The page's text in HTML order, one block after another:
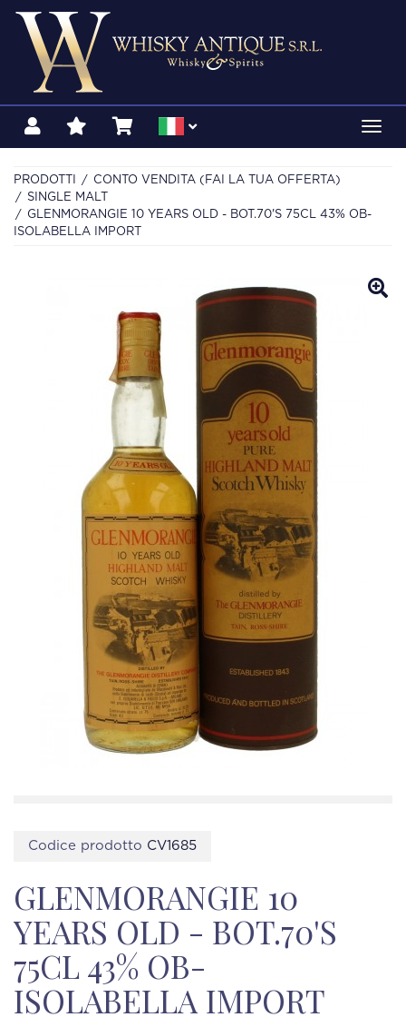
PRODOTTI
CONTO VENDITA (FAI LA TUA OFFERTA)
SINGLE MALT
GLENMORANGIE 10 YEARS OLD - BOT.70'S 75CL 43% OB-
ISOLABELLA IMPORT
Codice prodotto CV1685
GLENMORANGIE 10
YEARS OLD - BOT.70'S
75CL 43% OB-
ISOLABELLA IMPORT